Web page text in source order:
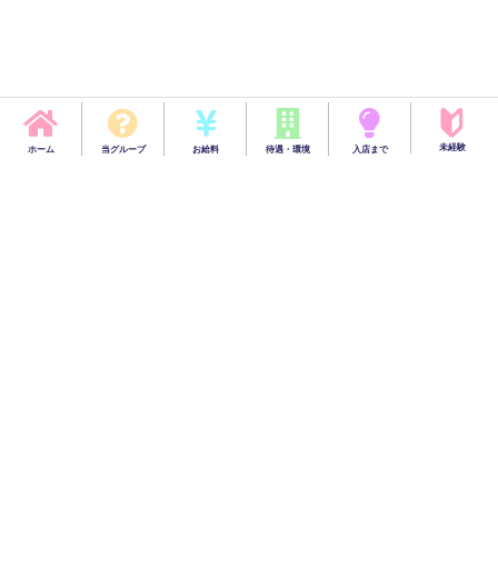
ホーム 当グループ お給料 待遇・環境 入店まで 未経験